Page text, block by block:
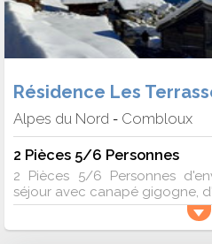
Résidence Les
Alpes du Nord - Combloux
2 Pièces 5/6 Personnes
2 Pièces 5/6 Personnes
séjour avec canapé gigogne,